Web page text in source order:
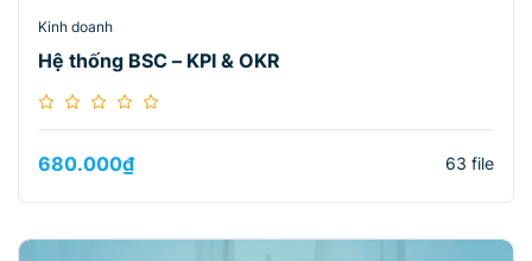
Kinh doanh
Hệ thống BSC – KPI & OKR
680.000₫ 63 file